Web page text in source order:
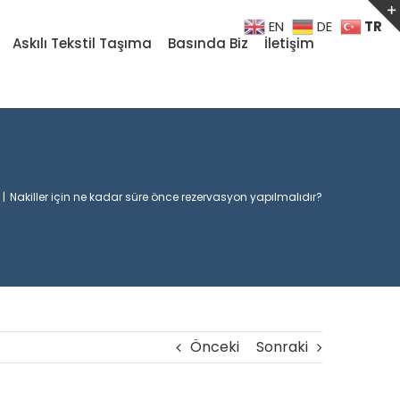
Askılı Tekstil Taşıma Basında Biz İletişim
| Nakiller için ne kadar süre önce rezervasyon yapılmalıdır?
Önceki Sonraki
EN DE TR